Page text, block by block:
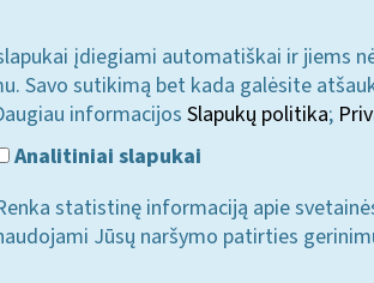
įdiegiami automatiškai ir jiems
Savo sutikimą bet kada galėsite
informacijos Slapukų politika;
Analitiniai slapukai
statistinę informaciją apie
Jūsų naršymo patirties